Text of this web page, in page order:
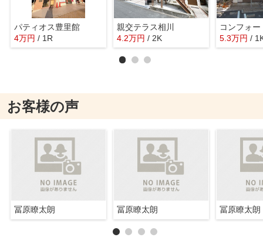
パティオス豊里館
4万円 / 1R
親交テラス相川
4.2万円 / 2K
コンフォー
5.3万円 /
お客様の声
冨原瞭太朗 冨原瞭太朗 冨原瞭太朗